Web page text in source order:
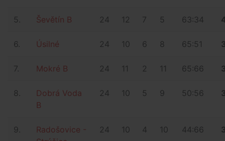
5. Ševětín B 24 12 7 5 63:34
6. Úsilné 24 10 6 8 65:51
7. Mokré B 24 11 2 11 65:66
8.
Dobrá Voda
B
24 10 5 9 50:56
9.
Radošovice -
24 10 4 10 44:66